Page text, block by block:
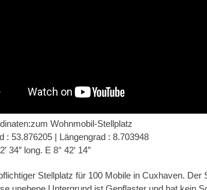
Wohnmobil-Stellplatz
: 53.876205 | Längengrad : 8.703948
34″ long. E 8° 42′ 14″
Stellplatz für 100 Mobile in Cuxhaven.